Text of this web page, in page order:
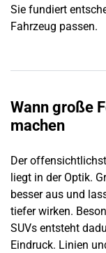
Sie fundiert
Fahrzeug passen.
Wann große
machen
Der
liegt in der Optik.
besser aus und
tiefer wirken.
SUVs entsteht
Eindruck. Linien